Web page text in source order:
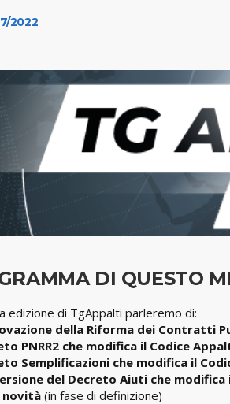
2022
DI QUESTO
edizione di TgAppalti parleremo di:
della Riforma dei Contratti
PNRR2 che modifica il Codice
Semplificazioni che modifica il
del Decreto Aiuti che
(in fase di definizione)